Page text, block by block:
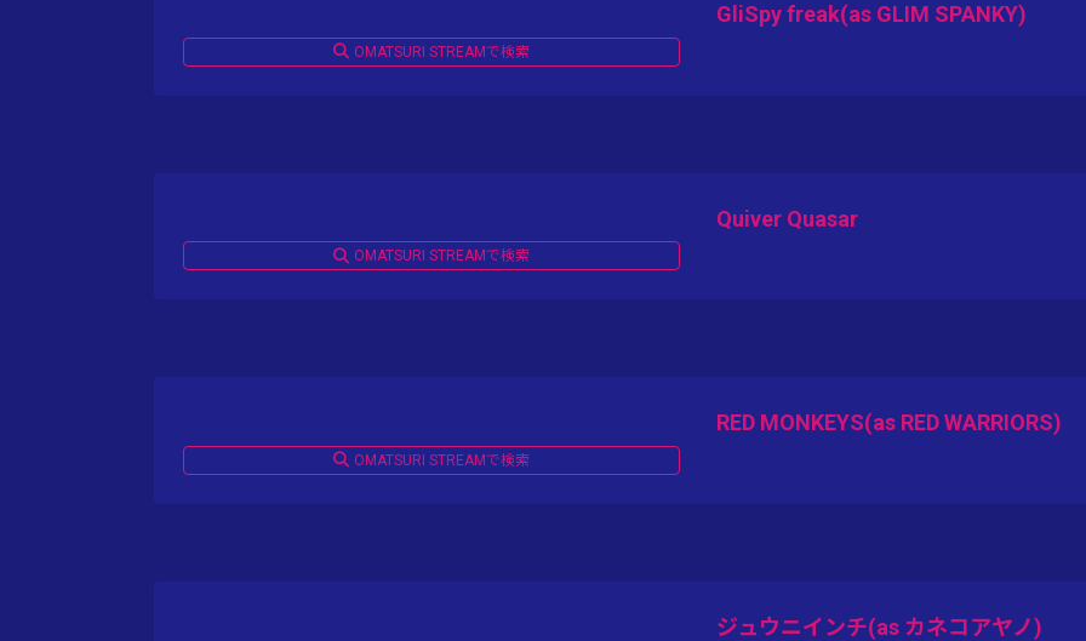
OMATSURI STREAMで検索
GliSpy freak(as GLIM SPANKY)
OMATSURI STREAMで検索
Quiver Quasar
OMATSURI STREAMで検索
RED MONKEYS(as RED WARRIORS)
ジュウニインチ(as カネコアヤノ)